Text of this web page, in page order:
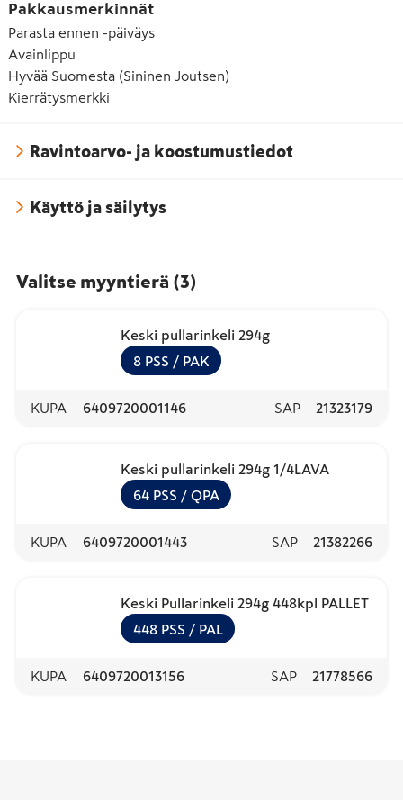
Pakkausmerkinnät
Parasta ennen -päiväys
Avainlippu
Hyvää Suomesta (Sininen Joutsen)
Kierrätysmerkki
Ravintoarvo- ja koostumustiedot
Käyttö ja säilytys
Valitse myyntierä (3)
Keski pullarinkeli 294g
8 PSS / PAK
KUPA 6409720001146 SAP 21323179
Keski pullarinkeli 294g 1/4LAVA
64 PSS / QPA
KUPA 6409720001443 SAP 21382266
Keski Pullarinkeli 294g 448kpl PALLET
448 PSS / PAL
KUPA 6409720013156 SAP 21778566